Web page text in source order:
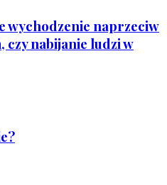
wychodzenie naprzeciw
czy nabijanie ludzi w